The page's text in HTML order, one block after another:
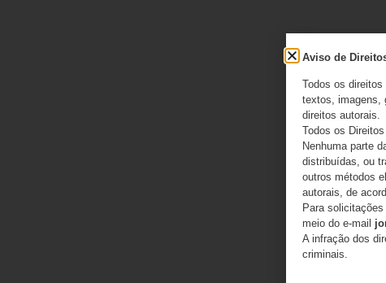
Aviso de
Todos os
textos, imagens,
direitos autorais.
Todos os
Nenhuma parte
distribuídas, ou
outros métodos
autorais, de
Para
meio do e-mail
A infração dos
criminais.